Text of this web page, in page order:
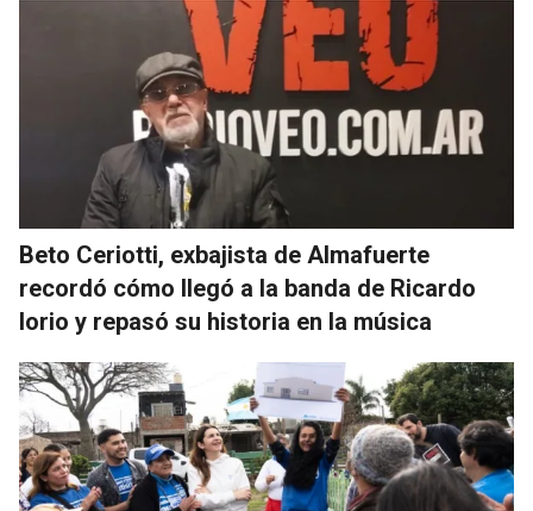
Beto Ceriotti, exbajista de Almafuerte
recordó cómo llegó a la banda de Ricardo
Iorio y repasó su historia en la música